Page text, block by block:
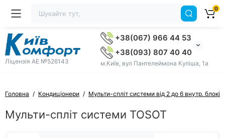
Ліцензія AE №526143
+38(067) 966 44 53
+38(093) 807 40 40
м.Київ, вул Пантелеймона Куліша, 1а
0
Головна Кондиціонери Мульти-спліт системи від 2 до 6 внутр. блоків
Мульти-спліт системи TOSOT